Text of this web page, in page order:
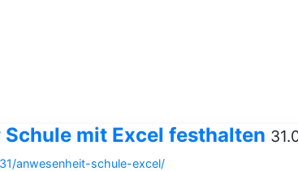
mit Excel festhalten
anwesenheit-schule-excel/